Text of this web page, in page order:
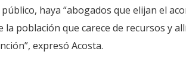
haya “abogados que elijan el
población que carece de recursos y
expresó Acosta.